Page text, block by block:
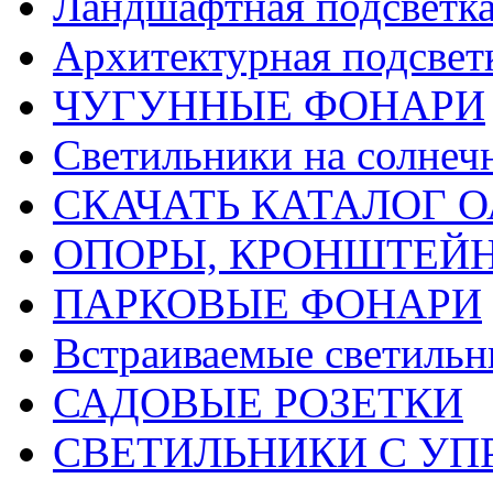
Архитектурная
ЧУГУННЫЕ ФОНАРИ
Светильники на
СКАЧАТЬ КАТАЛОГ
ОПОРЫ,
ПАРКОВЫЕ ФОНАРИ
Встраиваемые
САДОВЫЕ РОЗЕТКИ
СВЕТИЛЬНИКИ С